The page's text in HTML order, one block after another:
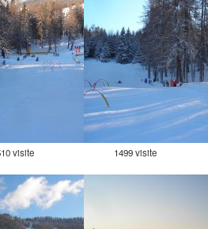
visite 1499 visite